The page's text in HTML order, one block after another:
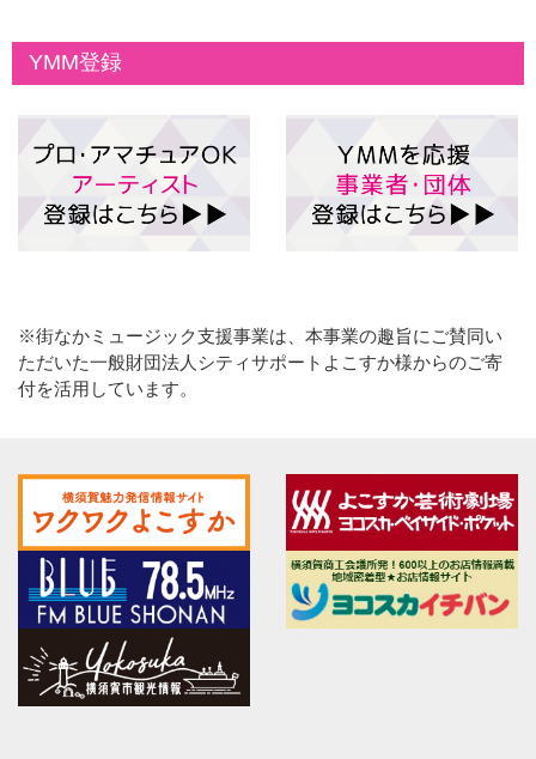
YMM登録
※街なかミュージック支援事業は、本事業の趣旨にご賛同い
ただいた一般財団法人シティサポートよこすか様からのご寄
付を活用しています。